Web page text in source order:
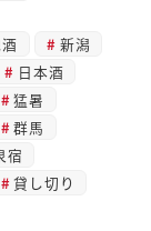
新潟
日本酒
猛暑
群馬
宿
貸し切り